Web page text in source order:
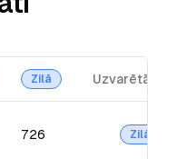
Zilā Uzvarētājs
726 Zilā